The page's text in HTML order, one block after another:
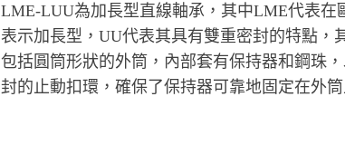
LME-LUU為加長型直線軸承，其中LME代表在
表示加長型，UU代表其具有雙重密封的特點，
包括圓筒形狀的外筒，內部套有保持器和鋼珠
封的止動扣環，確保了保持器可靠地固定在外筒